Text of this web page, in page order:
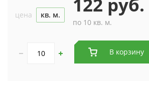
цена кв. м. 122 руб.
по 10 кв. м.
В корзину